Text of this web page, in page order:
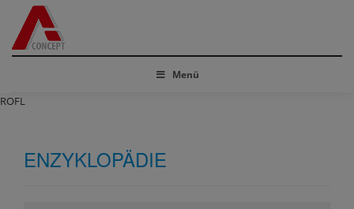
Menü
ROFL
ENZYKLOPÄDIE